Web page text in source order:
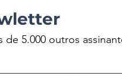
de 5.000 outros